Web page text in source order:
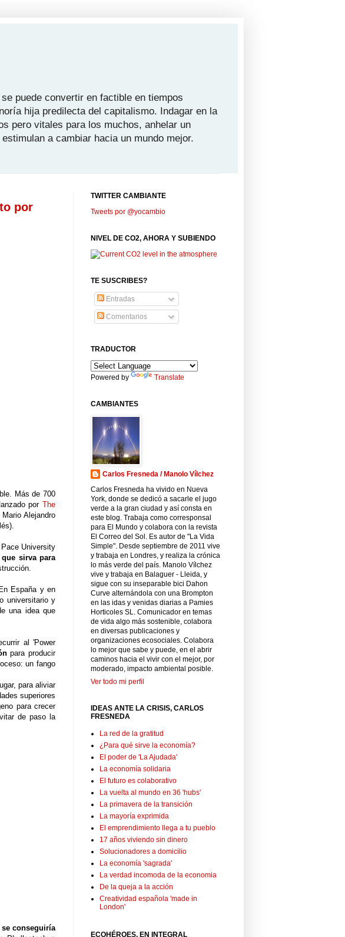
puede convertir en factible en tiempos
hija predilecta del capitalismo. Indagar en la
pero vitales para los muchos, anhelar un
a cambiar hacia un mundo mejor.
por
Más de 700
porThe
Alejandro
University
sirva para
España y en
universitario y
una idea que
al 'Power
para producir
un fango
para aliviar
superiores
para crecer
de paso la
se conseguiría
TWITTER CAMBIANTE
Tweets por @yocambio
NIVEL DE CO2, AHORA Y SUBIENDO
TE SUSCRIBES?
Entradas
Comentarios
TRADUCTOR
Powered by Translate
CAMBIANTES
Carlos Fresneda / Manolo Vílchez
Carlos Fresneda ha vivido en Nueva
York, donde se dedicó a sacarle el jugo
verde a la gran ciudad y así consta en
este blog. Trabaja como corresponsal
para El Mundo y colabora con la revista
El Correo del Sol. Es autor de "La Vida
Simple". Desde septiembre de 2011 vive
y trabaja en Londres, y realiza la crónica
lo más verde del país. Manolo Vílchez
vive y trabaja en Balaguer - Lleida, y
sigue con su inseparable bici Dahon
Curve alternándola con una Brompton
en las idas y venidas diarias a Pamies
Horticoles SL. Comunicador en temas
de vida algo más sostenible, colabora
en diversas publicaciones y
organizaciones ecosociales. Colabora
lo mejor que sabe y puede, en el abrir
caminos hacia el vivir con el mejor, por
moderado, impacto ambiental posible.
Ver todo mi perfil
IDEAS ANTE LA CRISIS, CARLOS
FRESNEDA
La red de la gratitud
¿Para qué sirve la economía?
El poder de 'La Ajudada'
La economía solidaria
El futuro es colaborativo
La vuelta al mundo en 36 'hubs'
La primavera de la transición
La mayoría exprimida
El emprendimiento llega a tu pueblo
17 años viviendo sin dinero
Solucionadores a domicilio
La economía 'sagrada'
La verdad incomoda de la economia
De la queja a la acción
Creatividad española 'made in
London'
ECOHÉROES, EN INTEGRAL